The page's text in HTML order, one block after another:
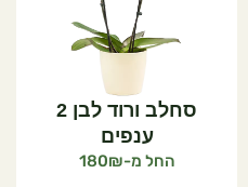
סחלב ורוד לבן 2
ענפים
180